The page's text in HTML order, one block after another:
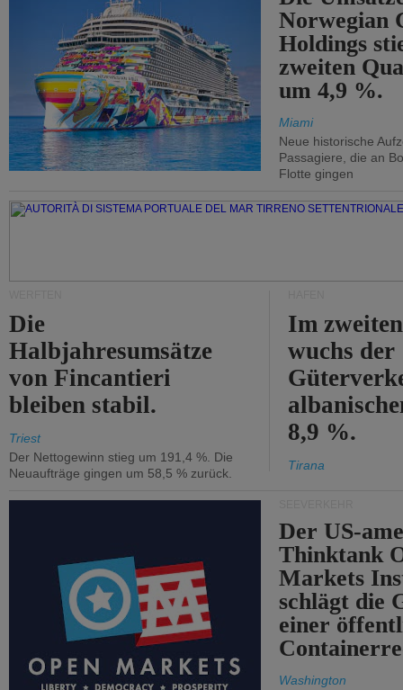
Norwegian
Holdings
zweiten
um 4,9 %.
Miami
Neue historische
Passagiere, die an
Flotte gingen
Die
Halbjahresumsätze
von Fincantieri
bleiben stabil.
Triest
Der Nettogewinn stieg um 191,4 %. Die
Neuaufträge gingen um 58,5 % zurück.
Im
wuchs der
8,9 %.
Tirana
Der US-
Thinktank
Markets
schlägt die
einer
Washington